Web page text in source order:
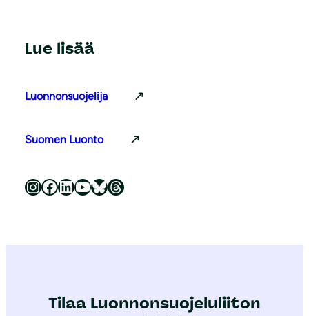
Lue lisää
Luonnonsuojelija
Suomen Luonto
Luonnonsuojeluliitto Instagramissa Luonnonsuojeluliitto Facebookissa Luonnonsuojeluliitto LinkedInissä Luonnonsuojeluliiton YouTube-kanava Luonnonsuojeluliitto Blueskyssa Luonnonsuojeluliitto Threadsissa
Tilaa Luonnonsuojeluliiton